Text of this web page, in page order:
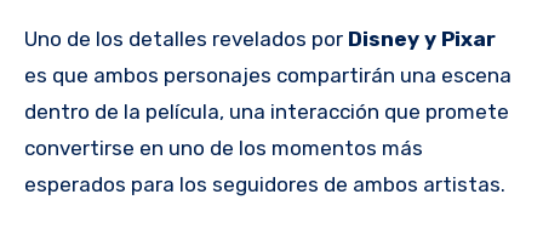
Uno de los detalles revelados por Disney y Pixar
es que ambos personajes compartirán una escena
dentro de la película, una interacción que promete
convertirse en uno de los momentos más
esperados para los seguidores de ambos artistas.